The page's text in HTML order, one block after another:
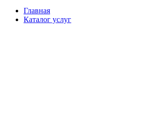
Главная
Каталог услуг